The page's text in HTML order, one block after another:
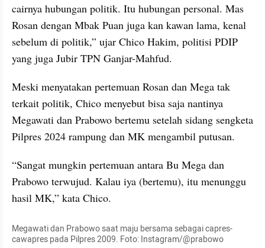
cairnya hubungan politik. Itu hubungan personal. Mas
Rosan dengan Mbak Puan juga kan kawan lama, kenal
sebelum di politik,” ujar Chico Hakim, politisi PDIP
yang juga Jubir TPN Ganjar-Mahfud.
Meski menyatakan pertemuan Rosan dan Mega tak
terkait politik, Chico menyebut bisa saja nantinya
Megawati dan Prabowo bertemu setelah sidang sengketa
Pilpres 2024 rampung dan MK mengambil putusan.
“Sangat mungkin pertemuan antara Bu Mega dan
Prabowo terwujud. Kalau iya (bertemu), itu menunggu
hasil MK,” kata Chico.
Megawati dan Prabowo saat maju bersama sebagai capres-
cawapres pada Pilpres 2009. Foto: Instagram/@prabowo